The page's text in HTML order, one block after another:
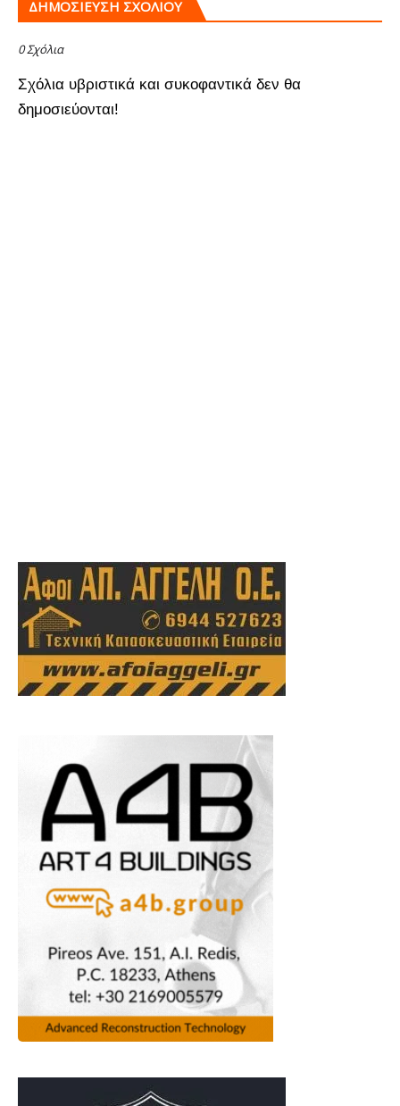
ΔΗΜΟΣΊΕΥΣΗ ΣΧΟΛΊΟΥ
0 Σχόλια
Σχόλια υβριστικά και συκοφαντικά δεν θα
δημοσιεύονται!